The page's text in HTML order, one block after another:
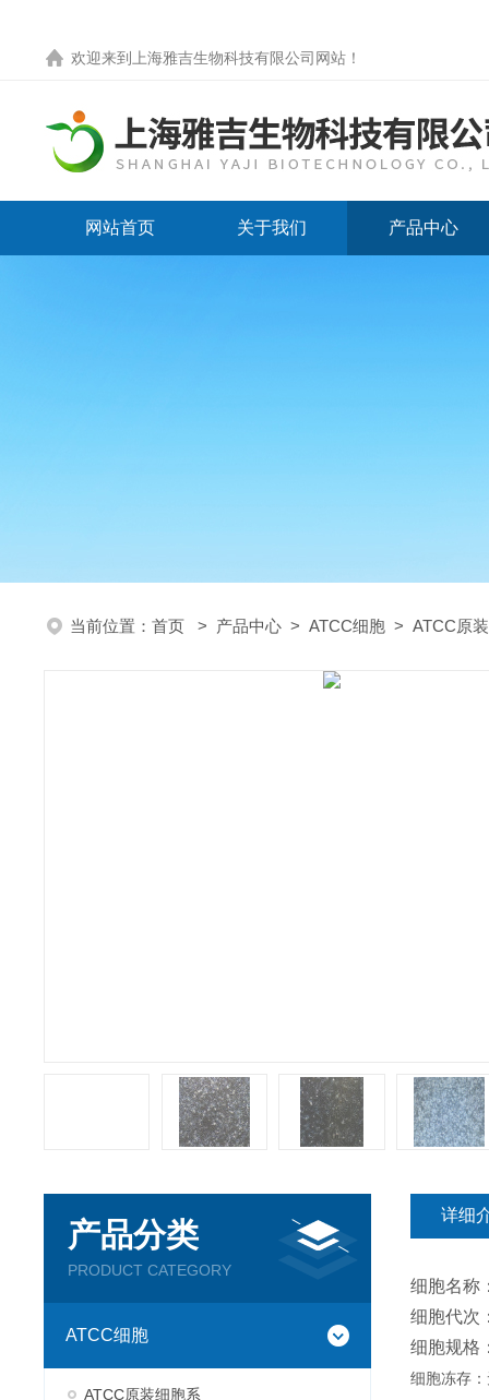
欢迎来到 上海雅吉生物科技有限公司网站 ！
网站首页 关于我们 产品中心
当前位置： 首页 > 产品中心 > ATCC细胞 > ATCC原
产品分类
PRODUCT CATEGORY
ATCC细胞
ATCC原装细胞系
详细
细胞名称
细胞代次
细胞规格
细胞冻存